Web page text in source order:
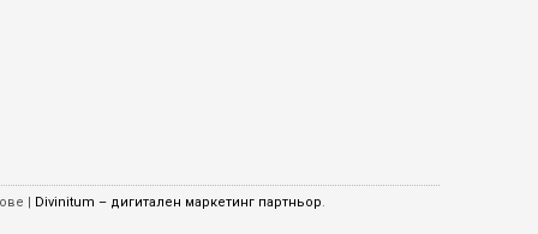
| Divinitum – дигитален маркетинг партньор.